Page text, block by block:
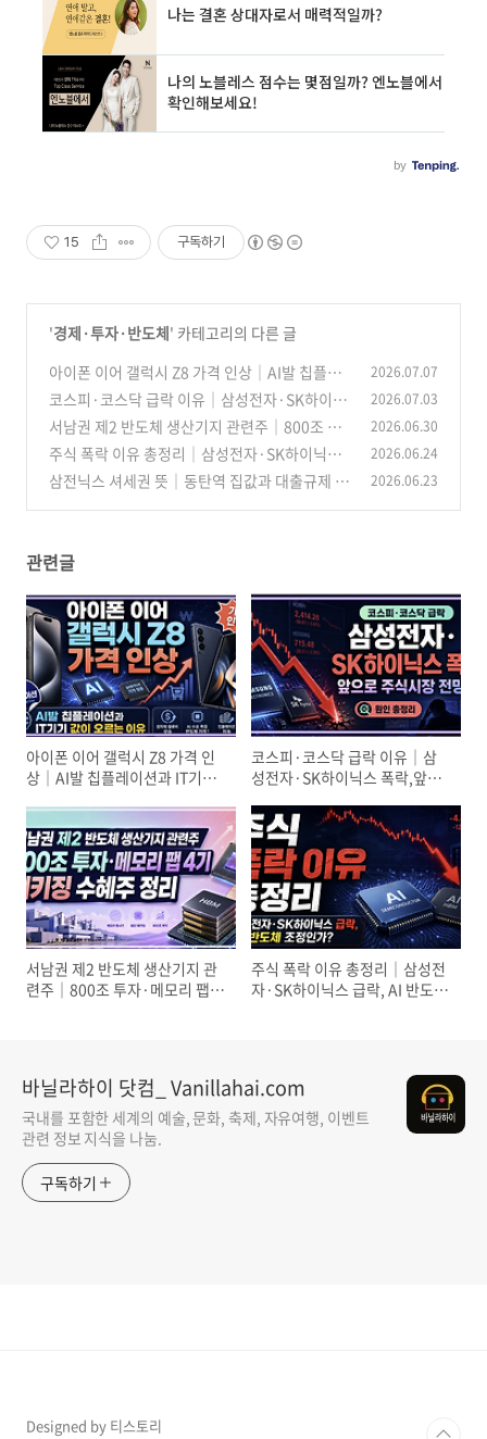
15 구독하기
'경제·투자·반도체' 카테고리의 다른 글
아이폰 이어 갤럭시 Z8 가격 인상｜AI발 칩플레
이션과 IT기기 값이 오르는 이유 (9)
2026.07.07
코스피·코스닥 급락 이유｜삼성전자·SK하이닉
스 폭락,앞으로 주식시장 전망은?
(6)
2026.07.03
서남권 제2 반도체 생산기지 관련주｜800조 투
자·메모리 팹 4기·패키징 수혜주 정리
(14)
2026.06.30
주식 폭락 이유 총정리｜삼성전자·SK하이닉스
급락, AI 반도체 조정인가
(14)
2026.06.24
삼전닉스 셔세권 뜻｜동탄역 집값과 대출규제 전
2026.06.23
관련글
아이폰 이어 갤럭시 Z8 가격 인
상｜AI발 칩플레이션과 IT기기
코스피·코스닥 급락 이유｜삼
성전자·SK하이닉스 폭락,앞으
서남권 제2 반도체 생산기지 관
련주｜800조 투자·메모리 팹 4
주식 폭락 이유 총정리｜삼성전
자·SK하이닉스 급락, AI 반도체
바닐라하이 닷컴_ Vanillahai.com
국내를 포함한 세계의 예술, 문화, 축제, 자유여행, 이벤트
관련 정보 지식을 나눔.
구독하기
Designed by 티스토리